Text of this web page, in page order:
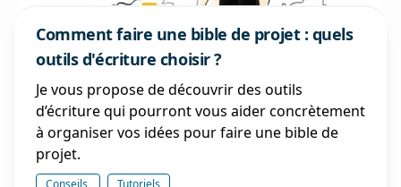
Comment faire une bible de projet : quels
outils d'écriture choisir ?
Je vous propose de découvrir des outils
d’écriture qui pourront vous aider concrètement
à organiser vos idées pour faire une bible de
projet.
Conseils Tutoriels